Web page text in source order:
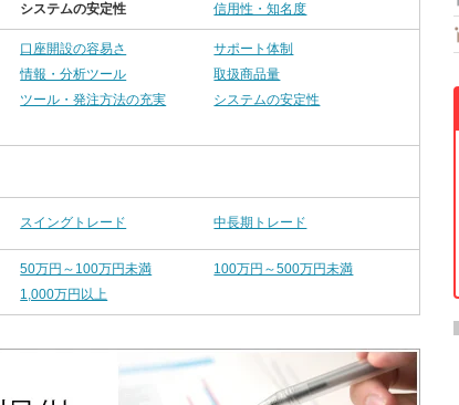
システムの安定性 信用性・知名度
口座開設の容易さ
サポート体制
情報・分析ツール
取扱商品量
ツール・発注方法の充実
システムの安定性
スイングトレード 中長期トレード
50万円～100万円未満
100万円～500万円未満
1,000万円以上